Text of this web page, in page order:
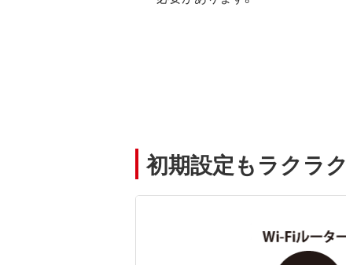
初期設定もラクラク